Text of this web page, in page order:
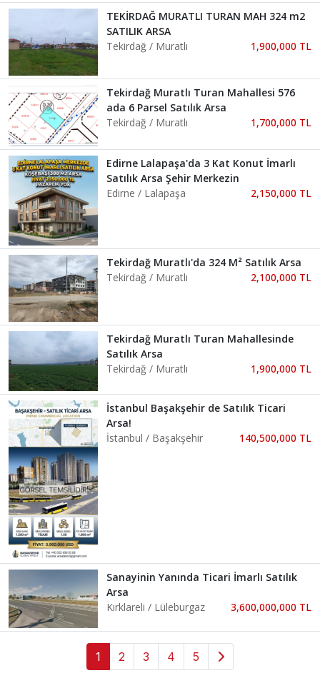
TEKİRDAĞ MURATLI TURAN MAH 324 m2
SATILIK ARSA
Tekirdağ / Muratlı
1,900,000 TL
Tekirdağ Muratlı Turan Mahallesi 576
ada 6 Parsel Satılık Arsa
Tekirdağ / Muratlı
1,700,000 TL
Edirne Lalapaşa'da 3 Kat Konut İmarlı
Satılık Arsa Şehir Merkezin
Edirne / Lalapaşa
2,150,000 TL
Tekirdağ Muratlı'da 324 M² Satılık Arsa
Tekirdağ / Muratlı
2,100,000 TL
Tekirdağ Muratlı Turan Mahallesinde
Satılık Arsa
Tekirdağ / Muratlı
1,900,000 TL
İstanbul Başakşehir de Satılık Ticari
Arsa!
İstanbul / Başakşehir
140,500,000 TL
Sanayinin Yanında Ticari İmarlı Satılık
Arsa
Kırklareli / Lüleburgaz
3,600,000,000 TL
1 2 3 4 5